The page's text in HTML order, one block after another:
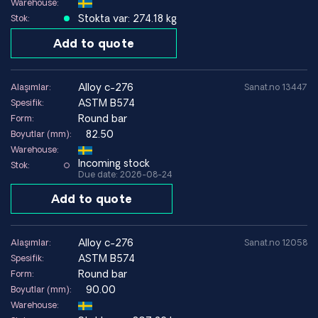
Warehouse:
Stok:
Stokta var: 274.18 kg
Add to quote
Alaşımlar: alloy c-276
Spesifik: ASTM B574
Form: Round bar
Boyutlar (mm): 82.50
Warehouse:
Stok:
Incoming stock
Due date: 2026-08-24
Add to quote
Sanat.no 13447
Alaşımlar: alloy c-276
Spesifik: ASTM B574
Form: Round bar
Boyutlar (mm): 90.00
Warehouse:
Sanat.no 12058